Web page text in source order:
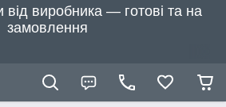
від виробника — готові та на
замовлення